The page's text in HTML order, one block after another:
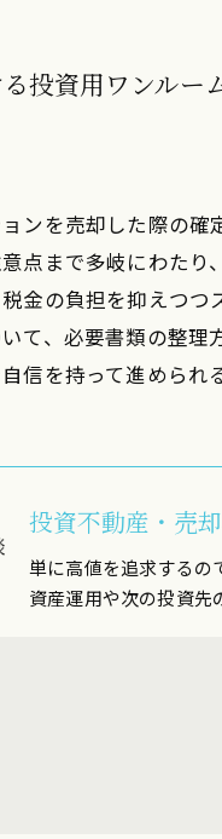
投資用ワンルー
ンを売却した際の
点まで多岐にわた
金の負担を抑えつ
て、必要書類の整
信を持って進められ
投資不動産・売
単に高値を追求するの
資産運用や次の投資先